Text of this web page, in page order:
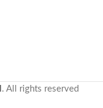
. All rights reserved